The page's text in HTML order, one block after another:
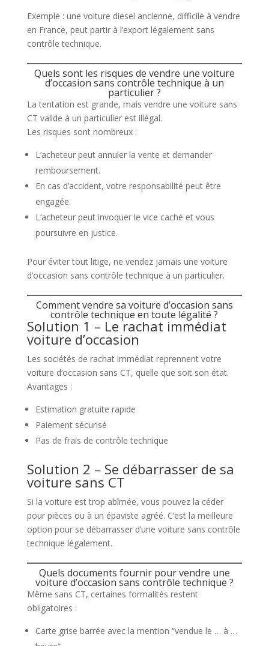
Exemple : une voiture diesel ancienne, difficile à vendre
en France, peut partir à l’export légalement sans
contrôle technique.
Quels sont les risques de vendre une voiture
d’occasion sans contrôle technique à un
particulier ?
La tentation est grande, mais vendre une voiture sans
CT valide à un particulier est illégal.
Les risques sont nombreux :
L’acheteur peut annuler la vente et demander
remboursement.
En cas d’accident, votre responsabilité peut être
engagée.
L’acheteur peut invoquer le vice caché et vous
poursuivre en justice.
Pour éviter tout litige, ne vendez jamais une voiture
d’occasion sans contrôle technique à un particulier.
Comment vendre sa voiture d’occasion sans
contrôle technique en toute légalité ?
Solution 1 – Le rachat immédiat
voiture d’occasion
Les sociétés de rachat immédiat reprennent votre
voiture d’occasion sans CT, quelle que soit son état.
Avantages :
Estimation gratuite rapide
Paiement sécurisé
Pas de frais de contrôle technique
Solution 2 – Se débarrasser de sa
voiture sans CT
Si la voiture est trop abîmée, vous pouvez la céder
pour pièces ou à un épaviste agréé. C’est la meilleure
option pour se débarrasser d’une voiture sans contrôle
technique légalement.
Quels documents fournir pour vendre une
voiture d’occasion sans contrôle technique ?
Même sans CT, certaines formalités restent
obligatoires :
Carte grise barrée avec la mention “vendue le … à …